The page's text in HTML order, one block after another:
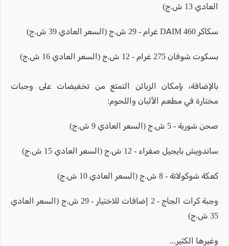
العادي 13 ش.ج)
سكاكر DAIM 460 غرام - 29 ش.ج (السعر العادي 39 ش.ج)
بسكوت شوفان 275 غرام - 12 ش.ج (السعر العادي 16 ش.ج)
بالإضافة، بإمكان الزبائن التمتع من تخفيضات على وجبات
مختارة في مطعم الألبان واللحوم:
صحن شوربة - 5 ش.ج (السعر العادي 9 ش.ج)
ساندويش بايجيل صفراء - 12 ش.ج (السعر العادي 15 ش.ج)
كعكة شوكولاتة - 8 ش.ج (السعر العادي 10 ش.ج)
وجبة كرات الجاج - 2 إضافات للاختيار - 29 ش.ج (السعر العادي
35 ش.ج)
وغيرها الكثير...